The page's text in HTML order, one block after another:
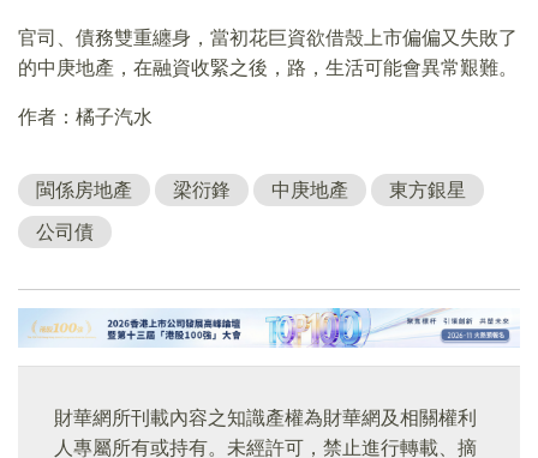
官司、債務雙重纏身，當初花巨資欲借殼上市偏偏又失敗了
的中庚地產，在融資收緊之後，路，生活可能會異常艱難。
作者：橘子汽水
閩係房地產 梁衍鋒 中庚地產 東方銀星
公司債
財華網所刊載內容之知識產權為財華網及相關權利
人專屬所有或持有。未經許可，禁止進行轉載、摘